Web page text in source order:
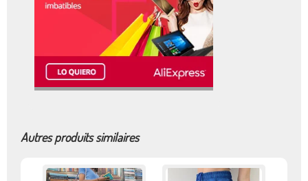
Autres produits similaires